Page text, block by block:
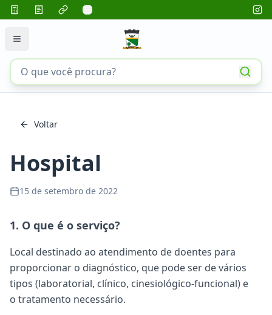
Voltar
Hospital
15 de setembro de 2022
1. O que é o serviço?
Local destinado ao atendimento de doentes para
proporcionar o diagnóstico, que pode ser de vários
tipos (laboratorial, clínico, cinesiológico-funcional) e
o tratamento necessário.